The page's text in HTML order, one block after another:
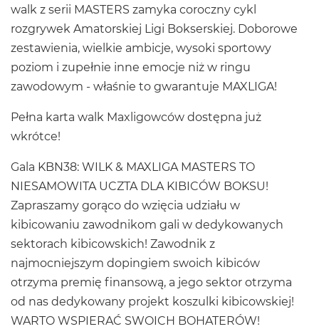
walk z serii MASTERS zamyka coroczny cykl
rozgrywek Amatorskiej Ligi Bokserskiej. Doborowe
zestawienia, wielkie ambicje, wysoki sportowy
poziom i zupełnie inne emocje niż w ringu
zawodowym - właśnie to gwarantuje MAXLIGA!
Pełna karta walk Maxligowców dostępna już
wkrótce!
Gala KBN38: WILK & MAXLIGA MASTERS TO
NIESAMOWITA UCZTA DLA KIBICÓW BOKSU!
Zapraszamy gorąco do wzięcia udziału w
kibicowaniu zawodnikom gali w dedykowanych
sektorach kibicowskich! Zawodnik z
najmocniejszym dopingiem swoich kibiców
otrzyma premię finansową, a jego sektor otrzyma
od nas dedykowany projekt koszulki kibicowskiej!
WARTO WSPIERAĆ SWOICH BOHATERÓW!